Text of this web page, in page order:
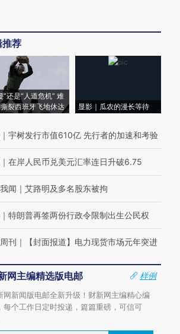
推荐
”还是“人道危机” 难
裂西班牙飞地休达
显影｜瓜农的漫长等待
｜ 宇树发行市值610亿 先行者的加速和考验
｜ 在岸人民币兑美元汇率连日升破6.75
闻 ｜ 艾路明及多名股东被拘
｜ 特朗普再签两份行政令限制出生公民权
刊 ｜ 【封面报道】电力现货市场元年突进
网主编精选版电邮
样例
网新闻版电邮全新升级！财新网主编精心编
每个工作日定时投递，篇篇重磅，可信可